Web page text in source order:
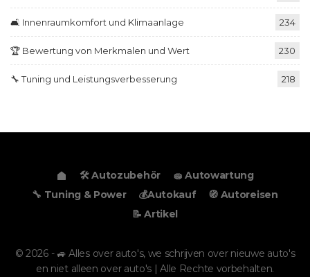
🛋️ Innenraumkomfort und Klimaanlage 234
🏆 Bewertung von Merkmalen und Wert 230
🔧 Tuning und Leistungsverbesserung 218
🛠️ Autozubehör
🧽 Autowartung
🔧 Tuning & Power
💰Autokauf
🧭 Autoreisen
📝 Artikel
© 2026 - 🚙 Alles over auto's, we schrijven over nieuwe auto's
en niet alleen over auto's | Alle Rechte vorbehalten.